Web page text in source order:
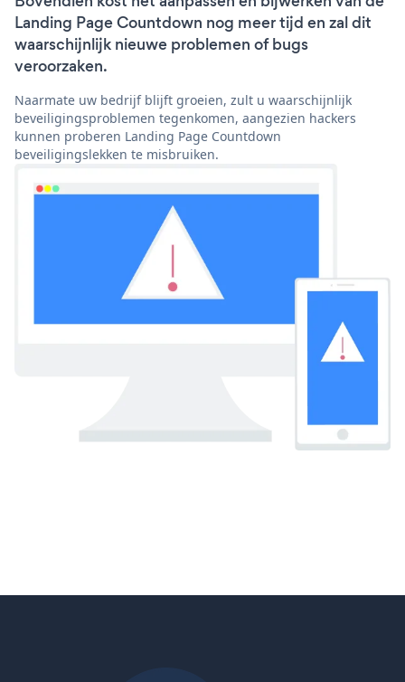
Landing Page Countdown nog meer tijd en zal dit
waarschijnlijk nieuwe problemen of bugs
veroorzaken.
Naarmate uw bedrijf blijft groeien, zult u waarschijnlijk
beveiligingsproblemen tegenkomen, aangezien hackers
kunnen proberen Landing Page Countdown
beveiligingslekken te misbruiken.